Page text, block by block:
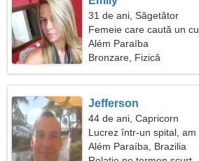
31 de ani, Săgetător
Femeie care caută un
Além Paraíba
Bronzare, Fizică
Jefferson
44 de ani, Capricorn
Lucrez într-un spital,
Além Paraíba, Brazilia